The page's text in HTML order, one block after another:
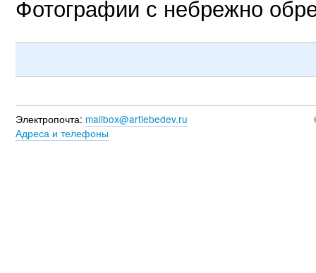
Фотографии с небрежно
Электропочта: mailbox@artlebedev.ru
Адреса и телефоны